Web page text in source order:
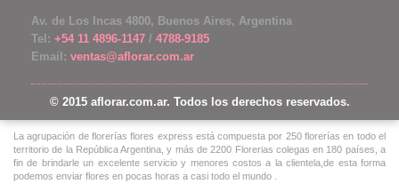
Av. de Los Incas 4800, Buenos Aires, Argentina
Tel: +54 11 4896-1147 / 4788-9185
Email: ventas@aflorar.com.ar
© 2015 aflorar.com.ar. Todos los derechos reservados.
La agrupación de florerías flores express está compuesta por 250 florerías en todo el
territorio de la República Argentina, y más de 2200 Florerias colegas en 180 países, a
fin de brindarle un excelente servicio y menores costos a la clientela,de esta forma
podemos enviar flores en pocas horas a casi todo el mundo .